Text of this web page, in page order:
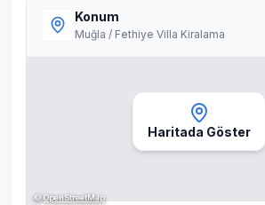
Konum
Muğla / Fethiye Villa Kiralama
Haritada Göster
©OpenStreetMap